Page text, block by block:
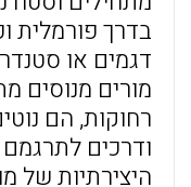
בדרך פורמלית
דגמים או
מורים מנוסים
רחוקות, הם
ודרכים
היצירתיות של